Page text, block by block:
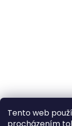
Tento web